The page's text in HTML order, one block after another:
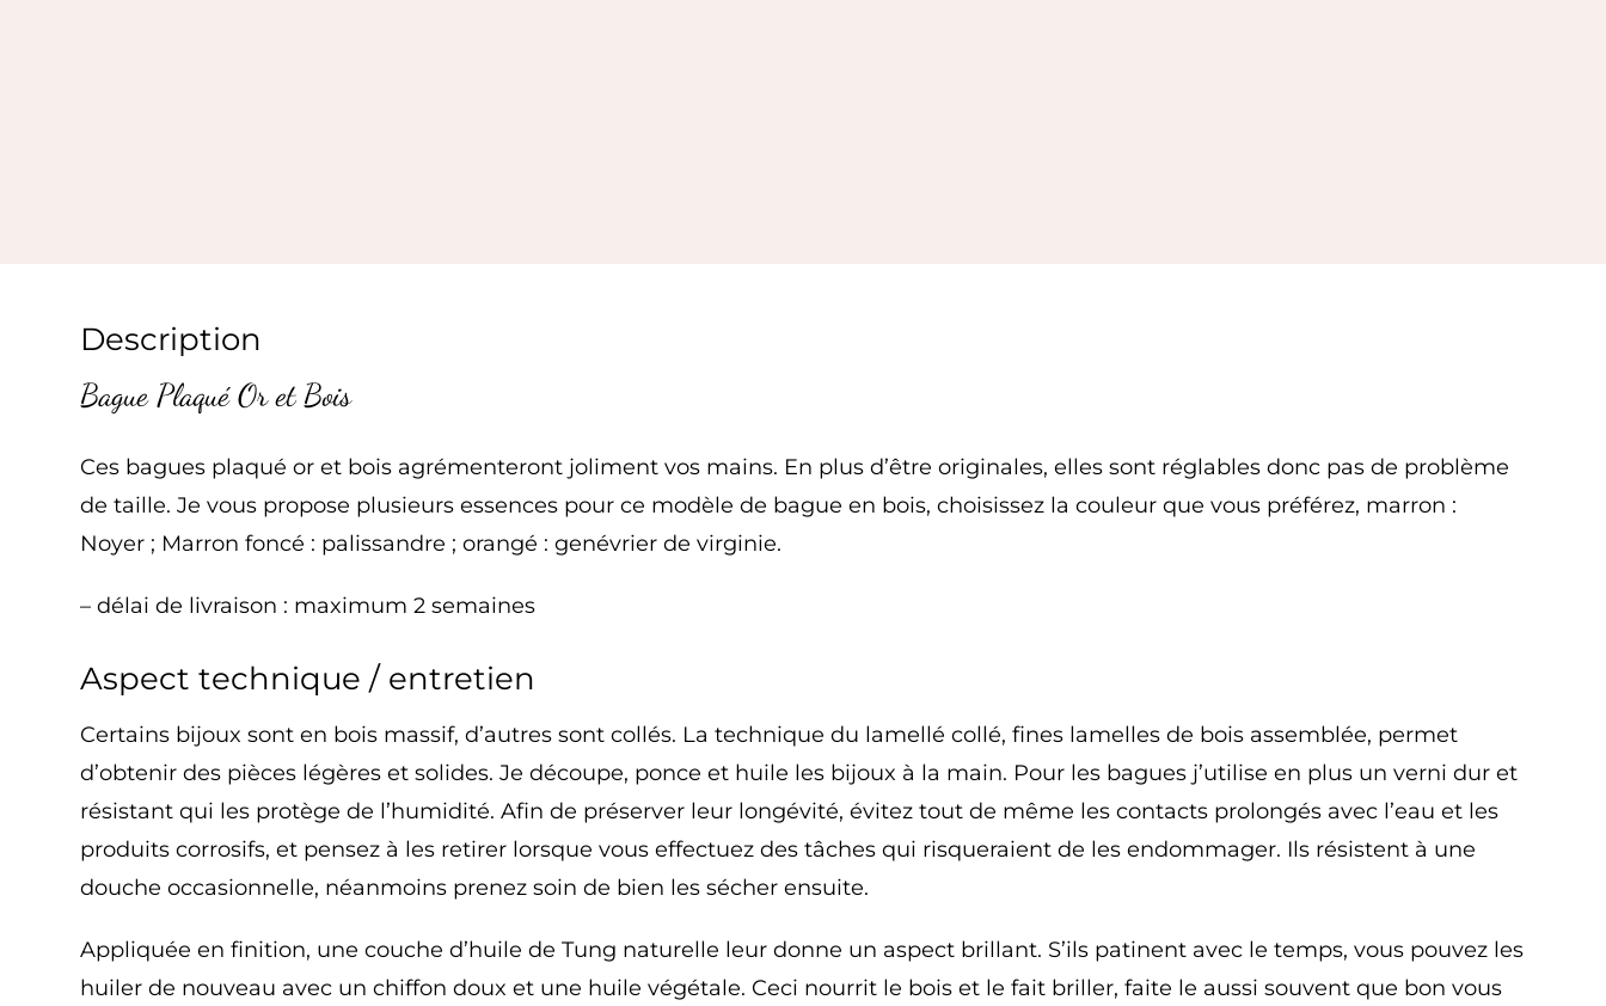
Description
Bague Plaqué Or et Bois
Ces bagues plaqué or et bois agrémenteront joliment vos mains. En plus d’être originales, elles sont réglables donc pas de problème
de taille. Je vous propose plusieurs essences pour ce modèle de bague en bois, choisissez la couleur que vous préférez, marron :
Noyer ; Marron foncé : palissandre ; orangé : genévrier de virginie.
– délai de livraison : maximum 2 semaines
Aspect technique / entretien
Certains bijoux sont en bois massif, d’autres sont collés. La technique du lamellé collé, fines lamelles de bois assemblée, permet
d’obtenir des pièces légères et solides. Je découpe, ponce et huile les bijoux à la main. Pour les bagues j’utilise en plus un verni dur et
résistant qui les protège de l’humidité. Afin de préserver leur longévité, évitez tout de même les contacts prolongés avec l’eau et les
produits corrosifs, et pensez à les retirer lorsque vous effectuez des tâches qui risqueraient de les endommager. Ils résistent à une
douche occasionnelle, néanmoins prenez soin de bien les sécher ensuite.
Appliquée en finition, une couche d’huile de Tung naturelle leur donne un aspect brillant. S’ils patinent avec le temps, vous pouvez les
huiler de nouveau avec un chiffon doux et une huile végétale. Ceci nourrit le bois et le fait briller, faite le aussi souvent que bon vous